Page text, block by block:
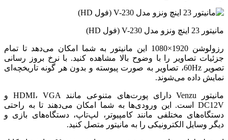
مانیتور 23 اینچ ونزو مدل V-230 (فول HD)
رزولوشن 1920×1080 این مانیتور به شما امکان می‌دهد تا تمام
جزئیات تصاویر را با وضوح بالا مشاهده کنید. با نرخ بروز رسانی
تصویر 60Hz، تصاویر به صورت پیوسته و بدون هر گونه تاریخچه‌ای
نمایش داده می‌شوند.
مانیتور Venzu دارای پورت‌های متنوعی مانند HDMI، VGA و
DC12V است. این ورودی‌ها به شما امکان می‌دهند تا به راحتی
دستگاه‌های مختلفی مانند کامپیوتر، لپ‌تاپ، دستگاه‌های بازی و
دیگر وسایل الکترونیکی را به مانیتور متصل کنید.